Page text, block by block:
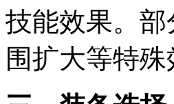
技能效果。
围扩大等特殊